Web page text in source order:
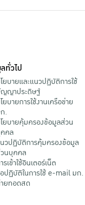
ทั่วไป
ยบายและแนวปฏิบัติการใช้
ญาประดิษฐ์
ยบายการใช้งานเครือข่าย
.
ยบายคุ้มครองข้อมูลส่วน
คล
วปฏิบัติการคุ้มครองข้อมูล
นบุคคล
รเข้าใช้อินเตอร์เน็ต
ปฏิบัติในการใช้ e-mail มก.
ยทอดสด